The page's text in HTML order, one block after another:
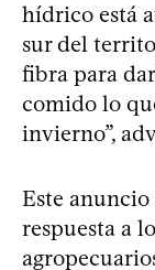
hídrico está
sur del
fibra para
comido lo
invierno”,
Este
respuesta a